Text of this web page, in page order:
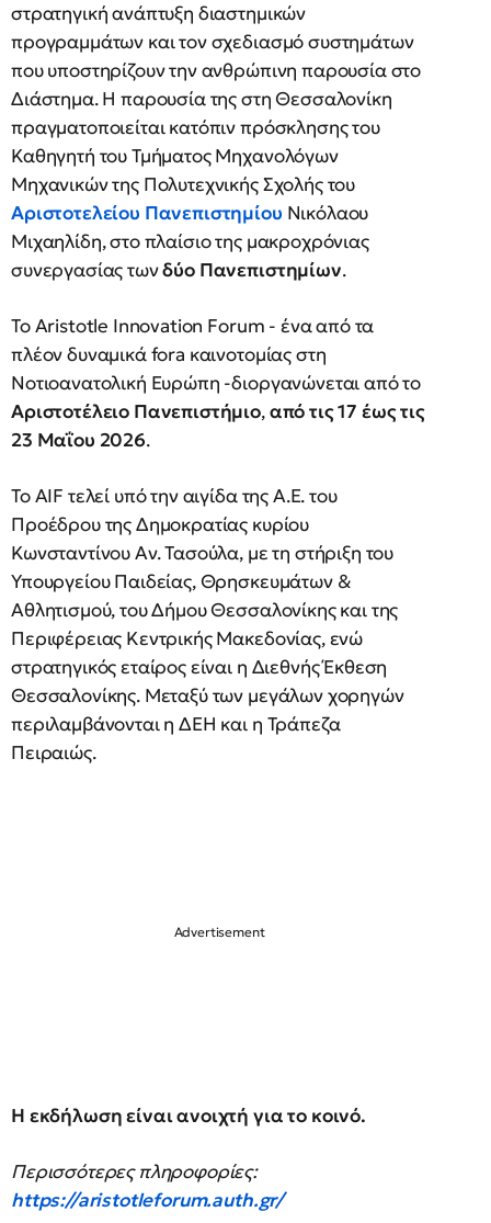
στρατηγική ανάπτυξη διαστημικών
προγραμμάτων και τον σχεδιασμό συστημάτων
που υποστηρίζουν την ανθρώπινη παρουσία στο
Διάστημα. Η παρουσία της στη Θεσσαλονίκη
πραγματοποιείται κατόπιν πρόσκλησης του
Καθηγητή του Τμήματος Μηχανολόγων
Μηχανικών της Πολυτεχνικής Σχολής του
Αριστοτελείου Πανεπιστημίου Νικόλαου
Μιχαηλίδη, στο πλαίσιο της μακροχρόνιας
συνεργασίας τωνδύο Πανεπιστημίων.
Το Aristotle Innovation Forum - ένα από τα
πλέον δυναμικά fora καινοτομίας στη
Νοτιοανατολική Ευρώπη -διοργανώνεται από το
Αριστοτέλειο Πανεπιστήμιο,από τις 17 έως τις
23 Μαΐου 2026.
Το AIF τελεί υπό την αιγίδα της Α.Ε. του
Προέδρου της Δημοκρατίας κυρίου
Κωνσταντίνου Αν. Τασούλα, με τη στήριξη του
Υπουργείου Παιδείας, Θρησκευμάτων &
Αθλητισμού, του Δήμου Θεσσαλονίκης και της
Περιφέρειας Κεντρικής Μακεδονίας, ενώ
στρατηγικός εταίρος είναι η Διεθνής Έκθεση
Θεσσαλονίκης. Μεταξύ των μεγάλων χορηγών
περιλαμβάνονται η ΔΕΗ και η Τράπεζα
Πειραιώς.
Η εκδήλωση είναι ανοιχτή για το κοινό.
Περισσότερες πληροφορίες:
https://aristotleforum.auth.gr/